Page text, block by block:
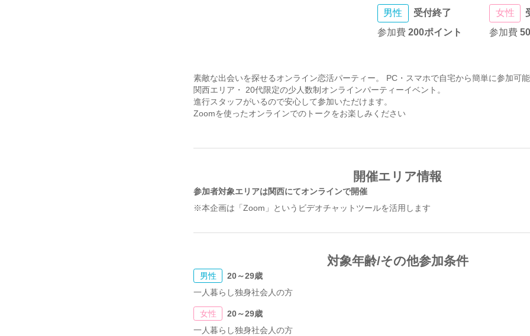
男性 受付終了 女性
参加費 200ポイント 参加費
素敵な出会いを探せるオンライン恋活パーティー。 PC・スマホで自宅から簡単に参加可
関西エリア・ 20代限定の少人数制オンラインパーティーイベント。
進行スタッフがいるので安心して参加いただけます。
Zoomを使ったオンラインでのトークをお楽しみください
開催エリア情報
参加者対象エリアは関西にてオンラインで開催
※本企画は「Zoom」というビデオチャットツールを活用します
対象年齢/その他参加条件
男性
20～29歳
一人暮らし独身社会人の方
女性
20～29歳
一人暮らし独身社会人の方